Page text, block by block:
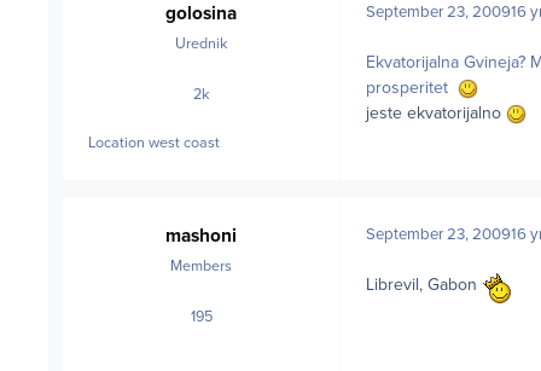
golosina
Urednik
2kposts
Location west coast
September 23, 200916
Ekvatorijalna Gvineja?
prosperitet
jeste ekvatorijalno
mashoni
Members
195posts
September 23, 200916
Librevil, Gabon